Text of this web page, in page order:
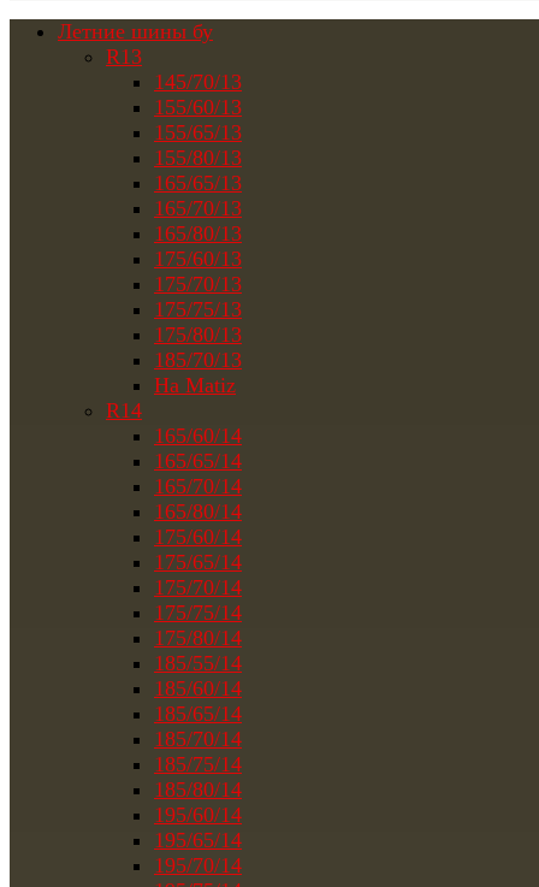
Летние шины бу
R13
145/70/13
155/60/13
155/65/13
155/80/13
165/65/13
165/70/13
165/80/13
175/60/13
175/70/13
175/75/13
175/80/13
185/70/13
На Matiz
R14
165/60/14
165/65/14
165/70/14
165/80/14
175/60/14
175/65/14
175/70/14
175/75/14
175/80/14
185/55/14
185/60/14
185/65/14
185/70/14
185/75/14
185/80/14
195/60/14
195/65/14
195/70/14